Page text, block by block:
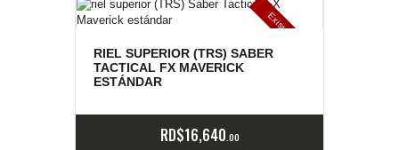
E
x
is
t
en
c
ia
s
ag
o
t
a
d
a
s
RIEL SUPERIOR (TRS) SABER
TACTICAL FX MAVERICK
ESTÁNDAR
RD$16,640 00